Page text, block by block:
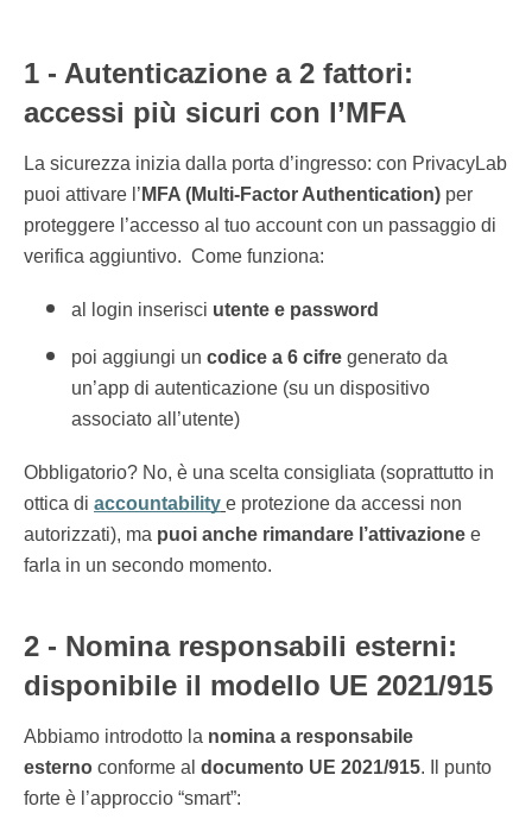
1 - Autenticazione a 2 fattori:
accessi più sicuri con l’MFA
La sicurezza inizia dalla porta d’ingresso: con PrivacyLab
puoi attivare l’ MFA (Multi-Factor Authentication) per
proteggere l’accesso al tuo account con un passaggio di
verifica aggiuntivo. Come funziona:
al login inserisci utente e password
poi aggiungi un codice a 6 cifre generato da
un’app di autenticazione (su un dispositivo
associato all’utente)
Obbligatorio? No, è una scelta consigliata (soprattutto in
ottica di accountability e protezione da accessi non
autorizzati), ma puoi anche rimandare l’attivazione e
farla in un secondo momento.
2 - Nomina responsabili esterni:
disponibile il modello UE 2021/915
Abbiamo introdotto la nomina a responsabile
esterno conforme al documento UE 2021/915. Il punto
forte è l’approccio “smart”: